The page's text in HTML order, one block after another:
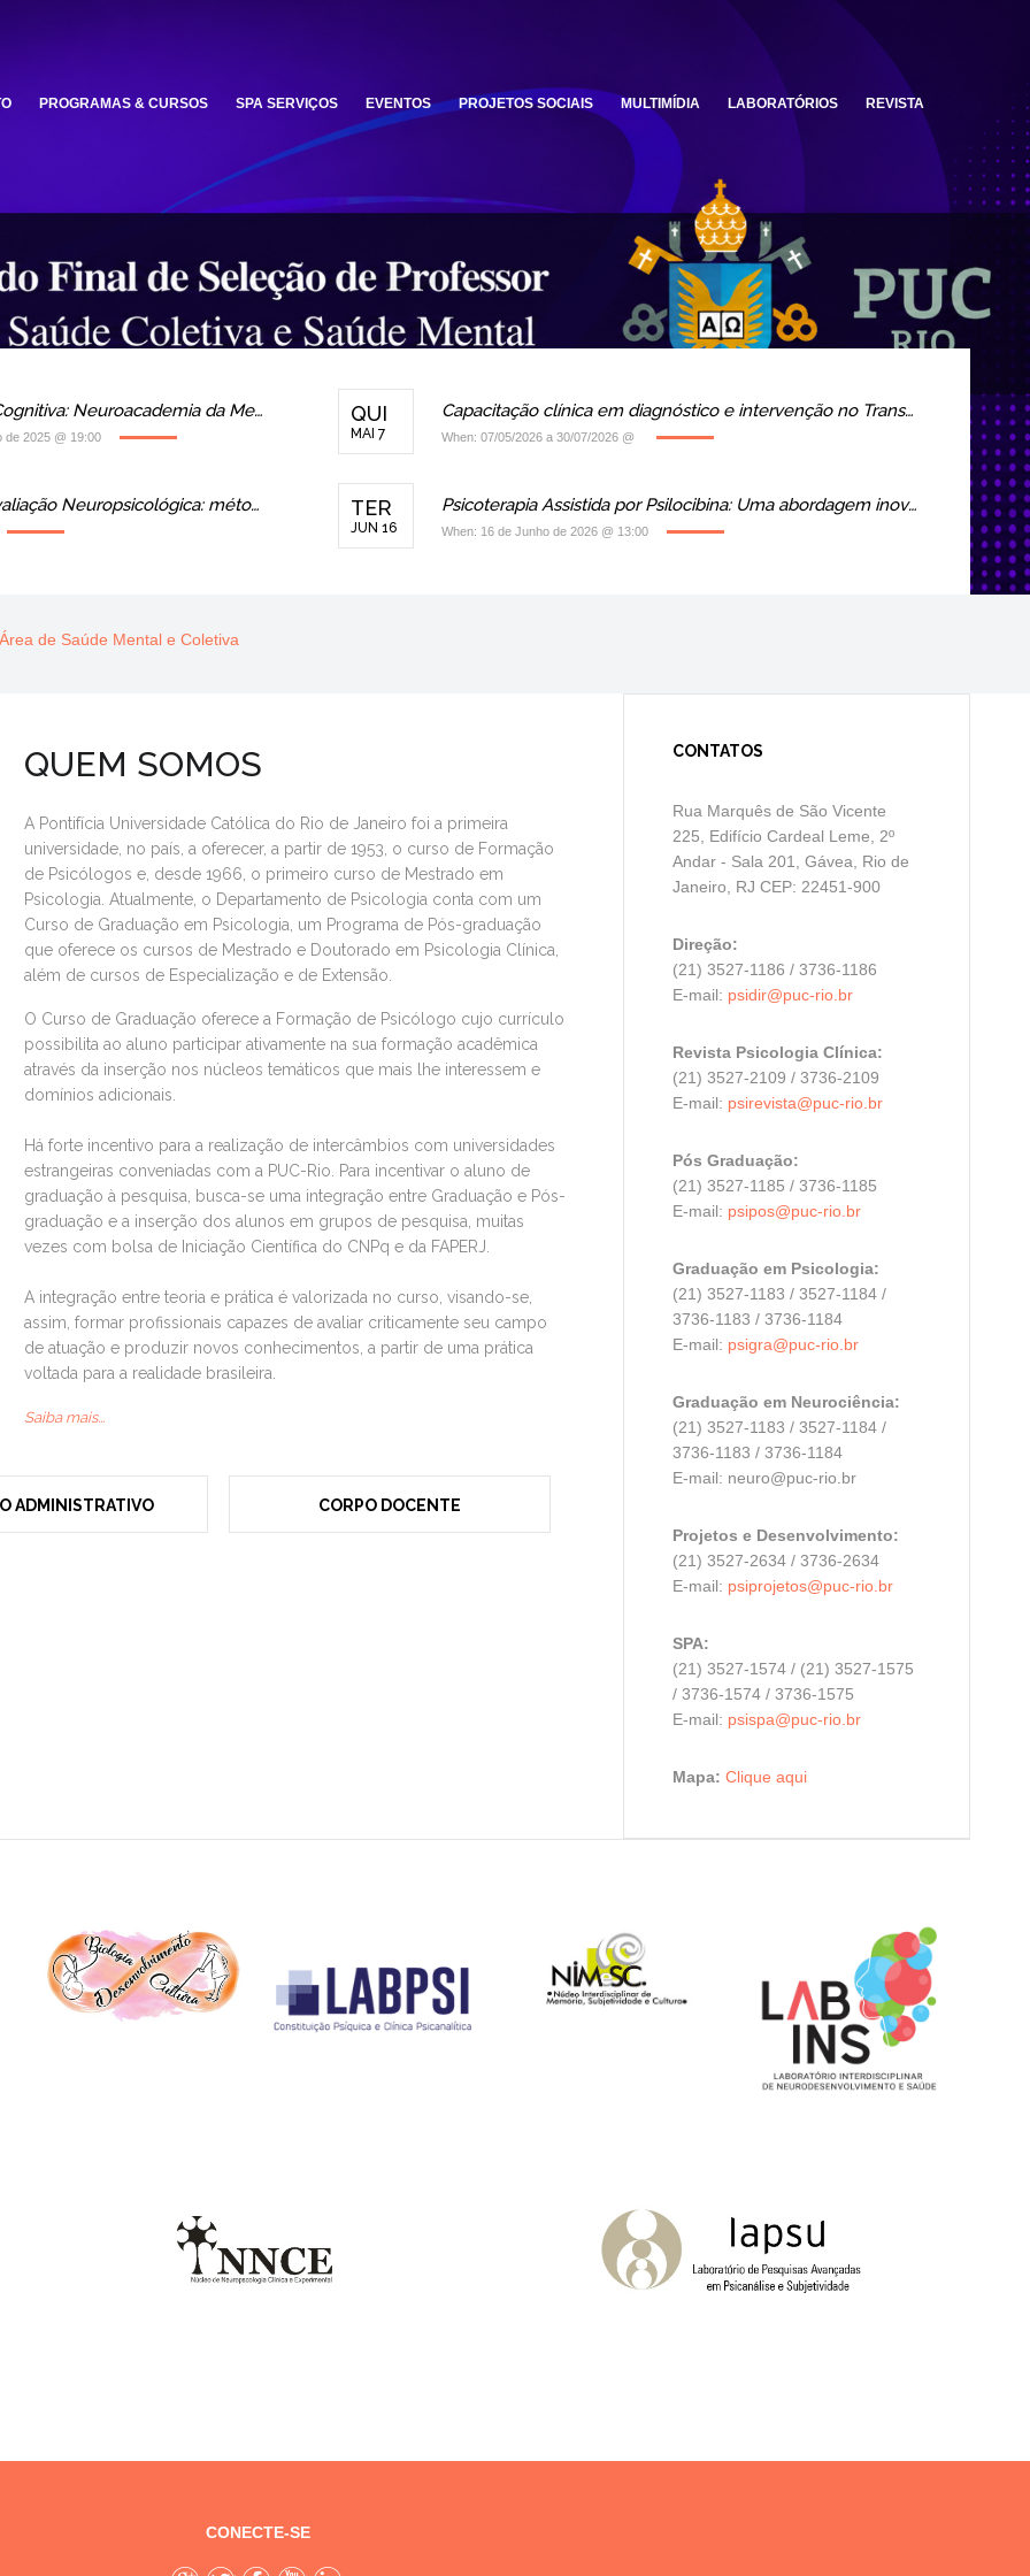
PROGRAMAS & CURSOS SPA SERVIÇOS EVENTOS PROJETOS SOCIAIS MULTIMÍDIA LABORATÓRIOS REVISTA
Oficinas em Estimulação Cognitiva: Neuroacademia da Memória 2025
de 2025 @ 19:00
QUI
MAI 7
Capacitação clínica em diagnóstico e intervenção no Transtorno do Espectro Autista (TEA)
When: 07/05/2026 a 30/07/2026 @
Capacitação Clínica em Avaliação Neuropsicológica: métodos de investigação e intervenção TER
JUN 16
Psicoterapia Assistida por Psilocibina: Uma abordagem inovadora em saúde mental
When: 16 de Junho de 2026 @ 13:00
de Saúde Mental e Coletiva
e Saúde Mental
Etapa - Seleção de Professor - Quadro Complementar - Área Neurociências
publicada no O Globo
- Área Neurociências
da Costaa Profa. Dra. Terezinha Féres Carneiro, nomeada como Membro de Honra da Academia
de Saúde / Psicologia Hospitalar
QUEM SOMOS
A Pontifícia Universidade Católica do Rio de Janeiro foi a primeira
universidade, no país, a oferecer, a partir de 1953, o curso de Formação
de Psicólogos e, desde 1966, o primeiro curso de Mestrado em
Psicologia. Atualmente, o Departamento de Psicologia conta com um
Curso de Graduação em Psicologia, um Programa de Pós-graduação
que oferece os cursos de Mestrado e Doutorado em Psicologia Clínica,
além de cursos de Especialização e de Extensão.
O Curso de Graduação oferece a Formação de Psicólogo cujo currículo
possibilita ao aluno participar ativamente na sua formação acadêmica
através da inserção nos núcleos temáticos que mais lhe interessem e
domínios adicionais.
Há forte incentivo para a realização de intercâmbios com universidades
estrangeiras conveniadas com a PUC-Rio. Para incentivar o aluno de
graduação à pesquisa, busca-se uma integração entre Graduação e Pós-
graduação e a inserção dos alunos em grupos de pesquisa, muitas
vezes com bolsa de Iniciação Científica do CNPq e da FAPERJ.
A integração entre teoria e prática é valorizada no curso, visando-se,
assim, formar profissionais capazes de avaliar criticamente seu campo
de atuação e produzir novos conhecimentos, a partir de uma prática
voltada para a realidade brasileira.
Saiba mais...
ADMINISTRATIVO CORPO DOCENTE
CONTATOS
Rua Marquês de São Vicente
225, Edifício Cardeal Leme, 2º
Andar - Sala 201, Gávea, Rio de
Janeiro, RJ CEP: 22451-900
Direção:
(21) 3527-1186 / 3736-1186
E-mail: psidir@puc-rio.br
Revista Psicologia Clínica:
(21) 3527-2109 / 3736-2109
E-mail: psirevista@puc-rio.br
Pós Graduação:
(21) 3527-1185 / 3736-1185
E-mail: psipos@puc-rio.br
Graduação em Psicologia:
(21) 3527-1183 / 3527-1184 /
3736-1183 / 3736-1184
E-mail: psigra@puc-rio.br
Graduação em Neurociência:
(21) 3527-1183 / 3527-1184 /
3736-1183 / 3736-1184
E-mail: neuro@puc-rio.br
Projetos e Desenvolvimento:
(21) 3527-2634 / 3736-2634
E-mail: psiprojetos@puc-rio.br
SPA:
(21) 3527-1574 / (21) 3527-1575
/ 3736-1574 / 3736-1575
E-mail: psispa@puc-rio.br
Mapa: Clique aqui
CONECTE-SE